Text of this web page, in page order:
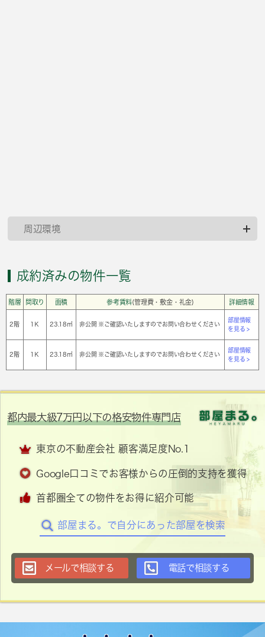
周辺環境
成約済みの物件一覧
階層 間取り 面積 参考賃料(管理費・敷金・礼金) 詳細情報
2階 1Ｋ 23.18㎡ 非公開 ※ご確認いたしますのでお問い合わせください
部屋情報
を見る >
2階 1Ｋ 23.18㎡ 非公開 ※ご確認いたしますのでお問い合わせください
部屋情報
を見る >
都内最大級7万円以下の格安物件専門店
東京の不動産会社 顧客満足度No.1
Google口コミでお客様からの圧倒的支持を獲得
首都圏全ての物件をお得に紹介可能
部屋まる。で自分にあった部屋を検索
メールで相談する 電話で相談する